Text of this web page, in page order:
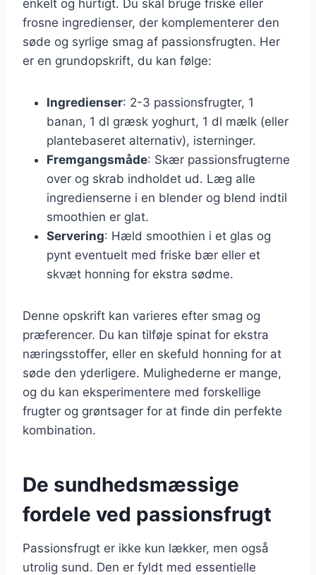
enkelt og hurtigt. Du skal bruge friske eller
frosne ingredienser, der komplementerer den
søde og syrlige smag af passionsfrugten. Her
er en grundopskrift, du kan følge:
Ingredienser: 2-3 passionsfrugter, 1
banan, 1 dl græsk yoghurt, 1 dl mælk (eller
plantebaseret alternativ), isterninger.
Fremgangsmåde: Skær passionsfrugterne
over og skrab indholdet ud. Læg alle
ingredienserne i en blender og blend indtil
smoothien er glat.
Servering: Hæld smoothien i et glas og
pynt eventuelt med friske bær eller et
skvæt honning for ekstra sødme.
Denne opskrift kan varieres efter smag og
præferencer. Du kan tilføje spinat for ekstra
næringsstoffer, eller en skefuld honning for at
søde den yderligere. Mulighederne er mange,
og du kan eksperimentere med forskellige
frugter og grøntsager for at finde din perfekte
kombination.
De sundhedsmæssige
fordele ved passionsfrugt
Passionsfrugt er ikke kun lækker, men også
utrolig sund. Den er fyldt med essentielle